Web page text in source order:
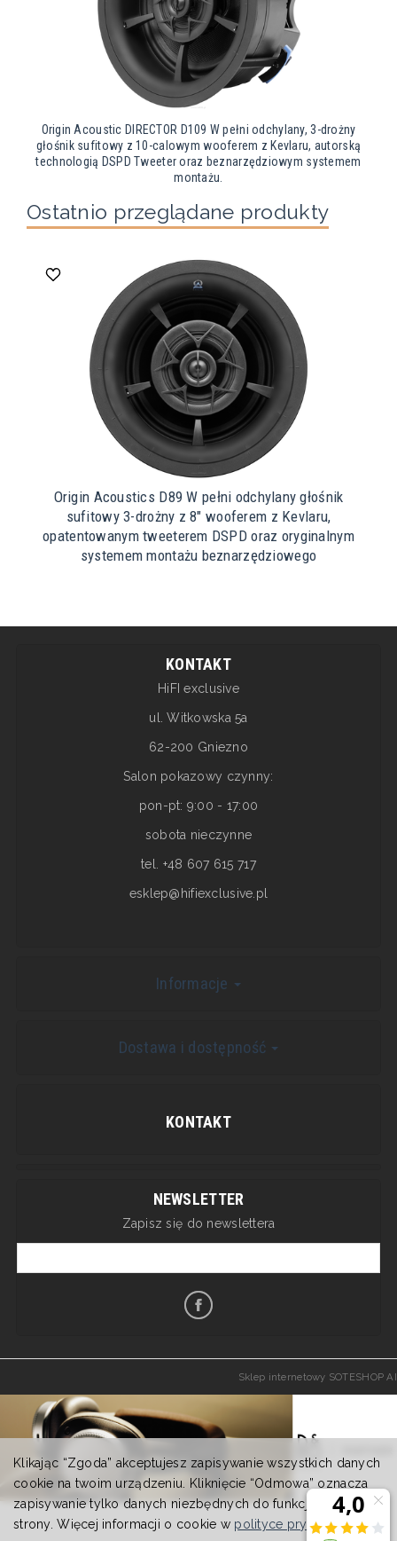
Origin Acoustic DIRECTOR D109 W pełni odchylany, 3-drożny
głośnik sufitowy z 10-calowym wooferem z Kevlaru, autorską
technologią DSPD Tweeter oraz beznarzędziowym systemem
montażu.
Ostatnio przeglądane produkty
Origin Acoustics D89 W pełni odchylany głośnik
sufitowy 3-drożny z 8″ wooferem z Kevlaru,
opatentowanym tweeterem DSPD oraz oryginalnym
systemem montażu beznarzędziowego
KONTAKT
HiFI exclusive
ul. Witkowska 5a
62-200 Gniezno
Salon pokazowy czynny:
pon-pt: 9:00 - 17:00
sobota nieczynne
tel. +48 607 615 717
esklep@hifiexclusive.pl
Informacje
Dostawa i dostępność
KONTAKT
NEWSLETTER
Zapisz się do newslettera
Sklep internetowy SOTESHOP AI
Klikając “Zgoda” akceptujesz zapisywanie wszystkich danych
cookie na twoim urządzeniu. Kliknięcie “Odmowa” oznacza
zapisywanie tylko danych niezbędnych do funkcjonowania
strony. Więcej informacji o cookie w polityce prywatności.